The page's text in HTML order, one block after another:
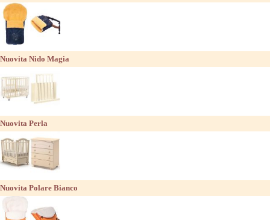
Nuovita Nido Magia
Nuovita Perla
Nuovita Polare Bianco